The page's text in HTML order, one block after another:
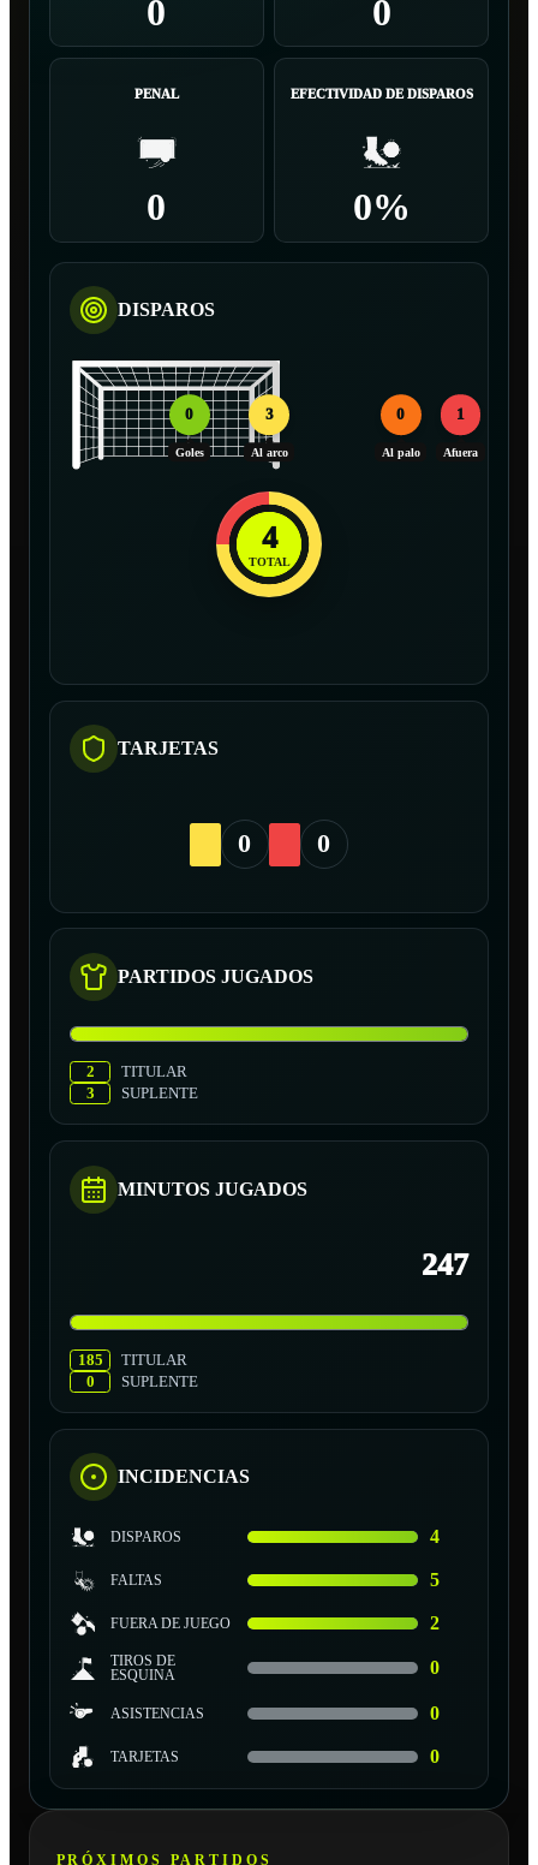
0 0
PENAL
0
EFECTIVIDAD DE DISPAROS
0%
DISPAROS
0
Goles
3
Al arco
0
Al palo
1
Afuera
4
TOTAL
TARJETAS
0 0
PARTIDOS JUGADOS
2
TITULAR
3
SUPLENTE
MINUTOS JUGADOS
247
185
TITULAR
0
SUPLENTE
INCIDENCIAS
DISPAROS 4
FALTAS 5
FUERA DE JUEGO 2
TIROS DE
ESQUINA
0
ASISTENCIAS 0
TARJETAS 0
PRÓXIMOS PARTIDOS